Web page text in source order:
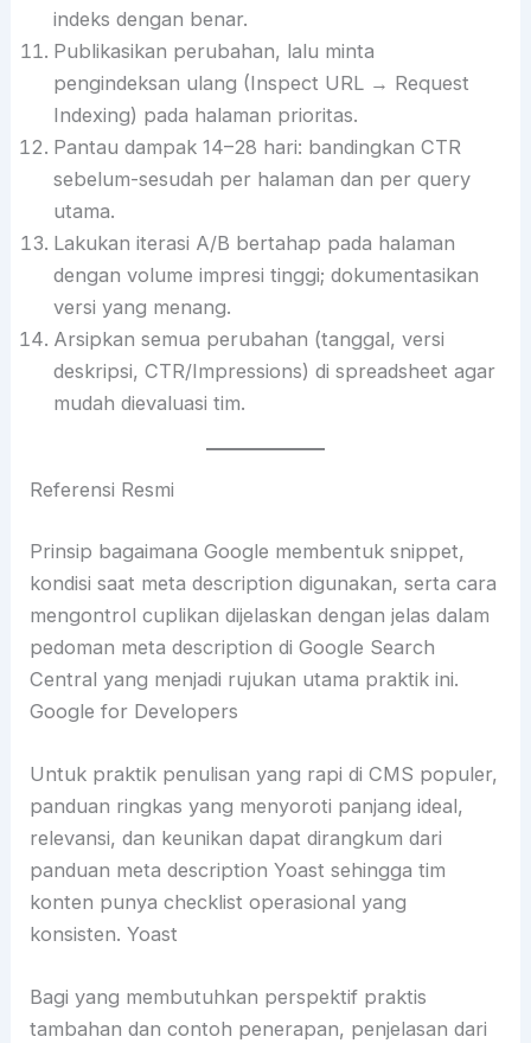
indeks dengan benar.
Publikasikan perubahan, lalu minta
pengindeksan ulang (Inspect URL → Request
Indexing) pada halaman prioritas.
Pantau dampak 14–28 hari: bandingkan CTR
sebelum-sesudah per halaman dan per query
utama.
Lakukan iterasi A/B bertahap pada halaman
dengan volume impresi tinggi; dokumentasikan
versi yang menang.
Arsipkan semua perubahan (tanggal, versi
deskripsi, CTR/Impressions) di spreadsheet agar
mudah dievaluasi tim.
Referensi Resmi
Prinsip bagaimana Google membentuk snippet,
kondisi saat meta description digunakan, serta cara
mengontrol cuplikan dijelaskan dengan jelas dalam
pedoman meta description di Google Search
Central yang menjadi rujukan utama praktik ini.
Google for Developers
Untuk praktik penulisan yang rapi di CMS populer,
panduan ringkas yang menyoroti panjang ideal,
relevansi, dan keunikan dapat dirangkum dari
panduan meta description Yoast sehingga tim
konten punya checklist operasional yang
konsisten. Yoast
Bagi yang membutuhkan perspektif praktis
tambahan dan contoh penerapan, penjelasan dari